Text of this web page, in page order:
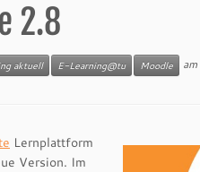
2.8
aktuell E-Learning@tu Moodle am
Lernplattform
Version. Im